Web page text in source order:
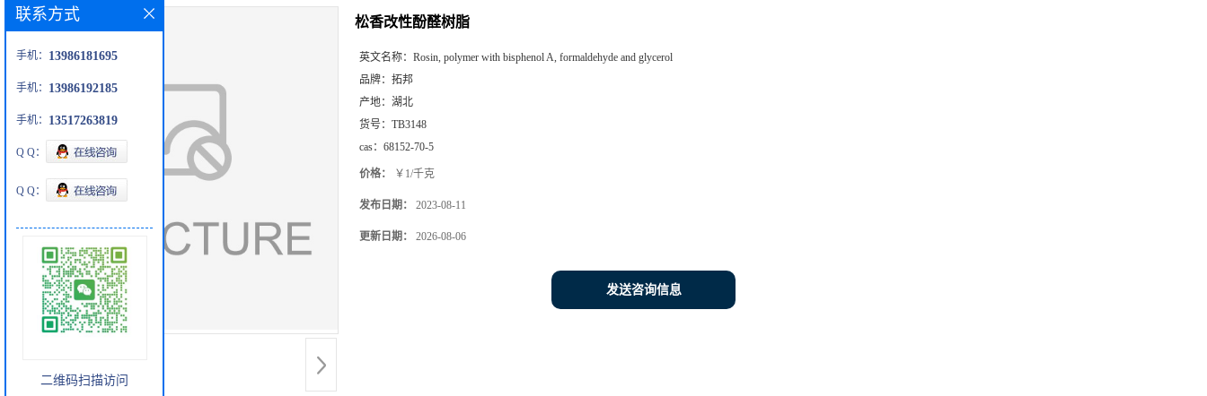
松香改性酚醛树脂
英文名称： Rosin, polymer with bisphenol A, formaldehyde and glycerol
品牌： 拓邦
产地： 湖北
货号： TB3148
cas： 68152-70-5
价格： ￥1/千克
发布日期： 2023-08-11
更新日期： 2026-08-06
发送咨询信息
联系方式
手机： 13986181695
手机： 13986192185
手机： 13517263819
Q Q：
Q Q：
二维码扫描访问